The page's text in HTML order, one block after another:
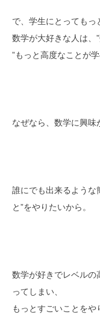
で、学生にとってもっ
数学が大好きな人は、
”もっと高度なことが
なぜなら、数学に興味
誰にでも出来るような
と”をやりたいから。
数学が好きでレベルの
ってしまい、
もっとすごいことをや